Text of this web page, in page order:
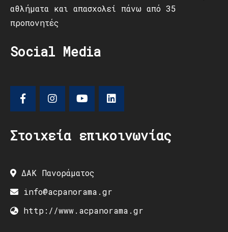
αθλήματα και απασχολεί πάνω από 35
προπονητές
Social Media
Στοιχεία επικοινωνίας
ΔΑΚ Πανοράματος
info@acpanorama.gr
http://www.acpanorama.gr